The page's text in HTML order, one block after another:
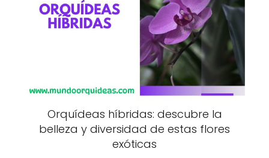
Orquídeas híbridas: descubre la
belleza y diversidad de estas flores
exóticas